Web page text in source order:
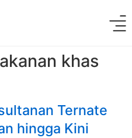
khas
Ternate
hingga Kini